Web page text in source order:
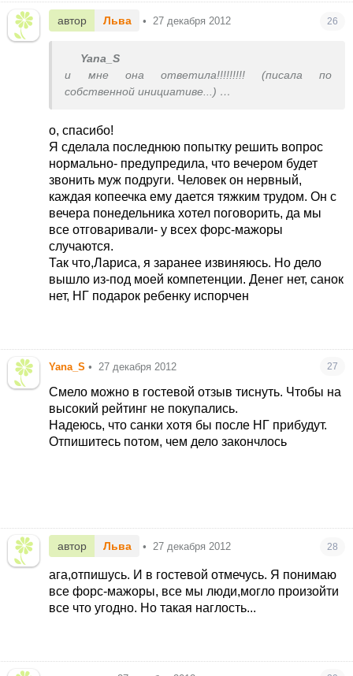
автор Льва • 27 декабря 2012 26
Yana_S
и мне она ответила!!!!!!!!! (писала по
собственной инициативе...)
о, спасибо!
Я сделала последнюю попытку решить вопрос
нормально- предупредила, что вечером будет
звонить муж подруги. Человек он нервный,
каждая копеечка ему дается тяжким трудом. Он с
вечера понедельника хотел поговорить, да мы
все отговаривали- у всех форс-мажоры
случаются.
Так что,Лариса, я заранее извиняюсь. Но дело
вышло из-под моей компетенции. Денег нет, санок
нет, НГ подарок ребенку испорчен
Yana_S • 27 декабря 2012 27
Смело можно в гостевой отзыв тиснуть. Чтобы на
высокий рейтинг не покупались.
Надеюсь, что санки хотя бы после НГ прибудут.
Отпишитесь потом, чем дело закончлось
автор Льва • 27 декабря 2012 28
ага,отпишусь. И в гостевой отмечусь. Я понимаю
все форс-мажоры, все мы люди,могло произойти
все что угодно. Но такая наглость...